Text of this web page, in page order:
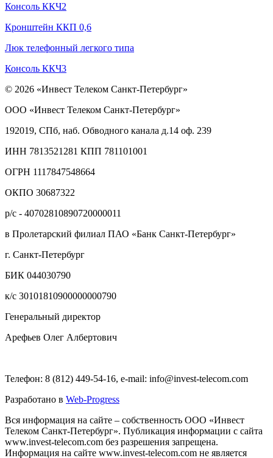
Консоль ККЧ2
Кронштейн ККП 0,6
Люк телефонный легкого типа
Консоль ККЧ3
© 2026 «Инвест Телеком Санкт-Петербург»
ООО «Инвест Телеком Санкт-Петербург»
192019, СПб, наб. Обводного канала д.14 оф. 239
ИНН 7813521281 КПП 781101001
ОГРН 1117847548664
ОКПО 30687322
р/с - 40702810890720000011
в Пролетарский филиал ПАО «Банк Санкт-Петербург»
г. Санкт-Петербург
БИК 044030790
к/с 30101810900000000790
Генеральный директор
Арефьев Олег Албертович
Телефон: 8 (812) 449-54-16, e-mail: info@invest-telecom.com
Разработано в Web-Progress
Вся информация на сайте – собственность ООО «Инвест
Телеком Санкт-Петербург». Публикация информации с сайта
www.invest-telecom.com без разрешения запрещена.
Информация на сайте www.invest-telecom.com не является